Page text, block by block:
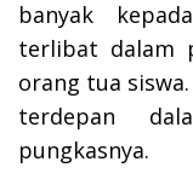
banyak
terlibat dalam
orang tua
terdepan
pungkasnya.